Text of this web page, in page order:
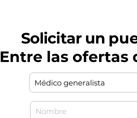
Solicitar un
Entre las ofertas